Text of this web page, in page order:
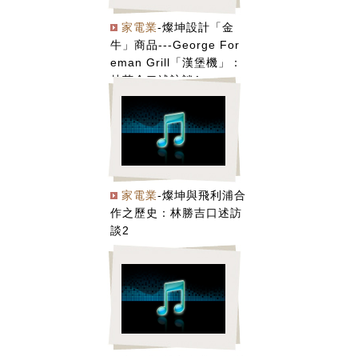
家電業-燦坤設計「金
牛」商品---George For
eman Grill「漢堡機」：
林芳全口述訪談1
家電業-燦坤與飛利浦合
作之歷史：林勝吉口述訪
談2